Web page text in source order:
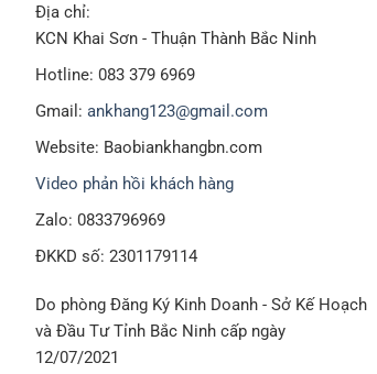
Địa chỉ:
KCN Khai Sơn - Thuận Thành Bắc Ninh
Hotline: 083 379 6969
Gmail: ankhang123@gmail.com
Website: Baobiankhangbn.com
Video phản hồi khách hàng
Zalo: 0833796969
ĐKKD số: 2301179114
Do phòng Đăng Ký Kinh Doanh - Sở Kế Hoạch
và Đầu Tư Tỉnh Bắc Ninh cấp ngày
12/07/2021